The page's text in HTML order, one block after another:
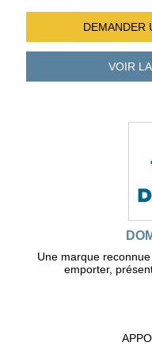
DEMANDER
VOIR
Une marque
emporter,